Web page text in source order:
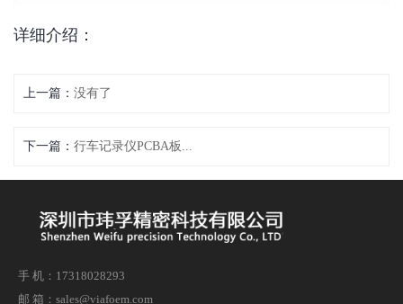
详细介绍：
上一篇： 没有了
下一篇： 行车记录仪PCBA板...
手 机：17318028293
邮 箱：sales@viafoem.com